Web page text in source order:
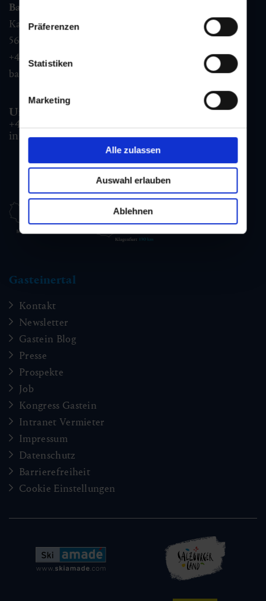
Präferenzen
Statistiken
Marketing
Alle zulassen
Auswahl erlauben
Ablehnen
Bad Gastein
Kaiser Franz Josefstr. 27,
5640
+43 6432 3393 560
badgastein@gastein.com
Unterkunfts- & Buchungshotline:
+43 6432 3393 990
info@gastein.com
Gasteinertal
Kontakt
Newsletter
Gastein Blog
Presse
Prospekte
Job
Kongress Gastein
Intranet Vermieter
Impressum
Datenschutz
Barrierefreiheit
Cookie Einstellungen